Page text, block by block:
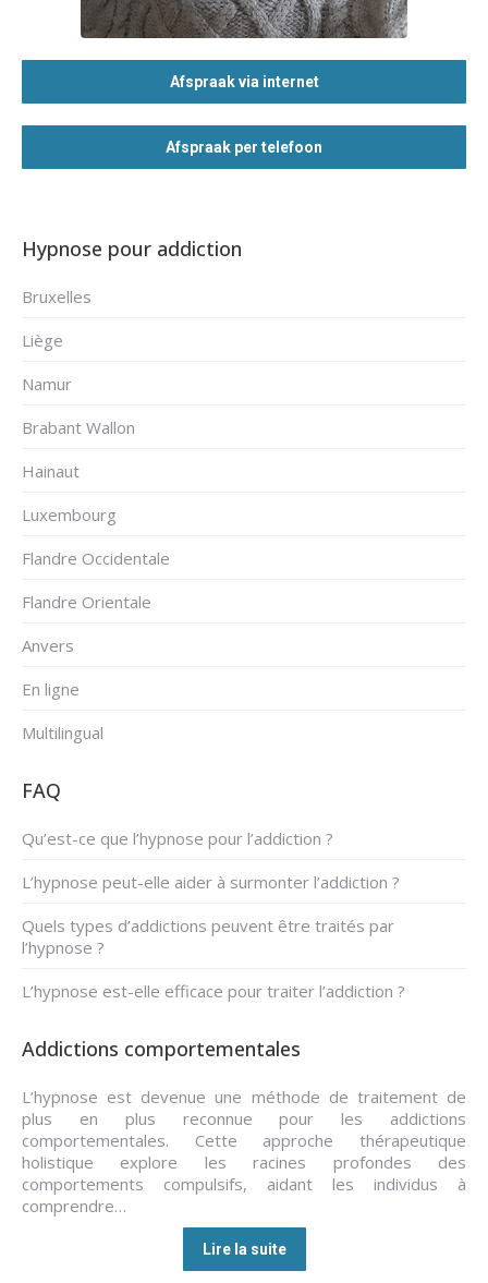
Afspraak via internet
Afspraak per telefoon
Hypnose pour addiction
Bruxelles
Liège
Namur
Brabant Wallon
Hainaut
Luxembourg
Flandre Occidentale
Flandre Orientale
Anvers
En ligne
Multilingual
FAQ
Qu’est-ce que l’hypnose pour l’addiction ?
L’hypnose peut-elle aider à surmonter l’addiction ?
Quels types d’addictions peuvent être traités par
l’hypnose ?
L’hypnose est-elle efficace pour traiter l’addiction ?
Addictions comportementales
L’hypnose est devenue une méthode de traitement de
plus en plus reconnue pour les addictions
comportementales. Cette approche thérapeutique
holistique explore les racines profondes des
comportements compulsifs, aidant les individus à
comprendre…
Lire la suite